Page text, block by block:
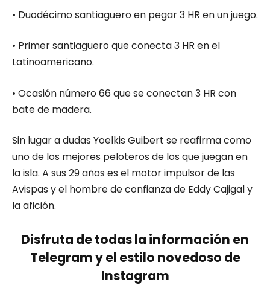
• Duodécimo santiaguero en pegar 3 HR en un juego.
• Primer santiaguero que conecta 3 HR en el
Latinoamericano.
• Ocasión número 66 que se conectan 3 HR con
bate de madera.
Sin lugar a dudas Yoelkis Guibert se reafirma como
uno de los mejores peloteros de los que juegan en
la isla. A sus 29 años es el motor impulsor de las
Avispas y el hombre de confianza de Eddy Cajigal y
la afición.
Disfruta de todas la información en
Telegram y el estilo novedoso de
Instagram